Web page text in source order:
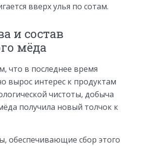
вверх улья по сотам.
и состав
мёда
что в последнее время
вырос интерес к продуктам
чистоты, добыча
получила новый толчок к
обеспечивающие сбор этого